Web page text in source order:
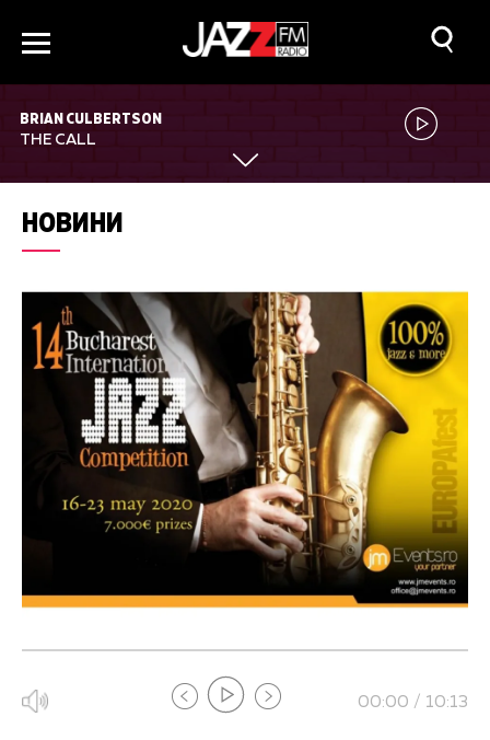
BRIAN CULBERTSON
THE CALL
НОВИНИ
00:00 / 10:13